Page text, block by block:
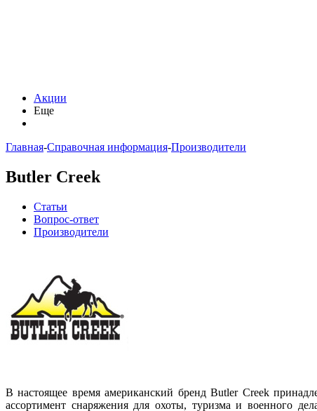
Акции
Еще
Главная-Справочная информация-Производители
Butler Creek
Статьи
Вопрос-ответ
Производители
В настоящее время американский бренд Butler Creek
ассортимент снаряжения для охоты, туризма и военного